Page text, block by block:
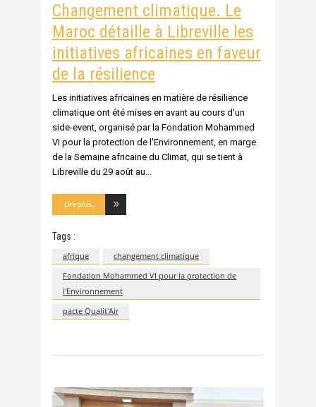
Changement climatique. Le
Maroc détaille à Libreville les
initiatives africaines en faveur
de la résilience
Les initiatives africaines en matière de résilience
climatique ont été mises en avant au cours d'un
side-event, organisé par la Fondation Mohammed
VI pour la protection de l'Environnement, en marge
de la Semaine africaine du Climat, qui se tient à
Libreville du 29 août au
Lire plus...
Tags :
afrique
changement climatique
Fondation Mohammed VI pour la protection de
l'Environnement
pacte Qualit'Air